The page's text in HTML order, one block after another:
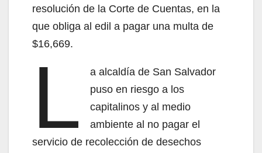
resolución de la Corte de Cuentas, en la
que obliga al edil a pagar una multa de
$16,669.
L
a alcaldía de San Salvador
puso en riesgo a los
capitalinos y al medio
ambiente al no pagar el
servicio de recolección de desechos